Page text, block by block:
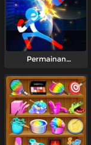
Permainan